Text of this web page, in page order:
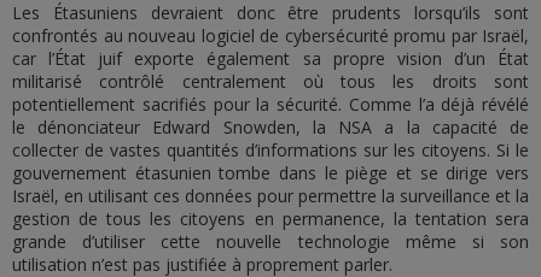
Les Étasuniens devraient donc être prudents lorsqu’ils sont
confrontés au nouveau logiciel de cybersécurité promu par Israël,
car l’État juif exporte également sa propre vision d’un État
militarisé contrôlé centralement où tous les droits sont
potentiellement sacrifiés pour la sécurité. Comme l’a déjà révélé
le dénonciateur Edward Snowden, la NSA a la capacité de
collecter de vastes quantités d’informations sur les citoyens. Si le
gouvernement étasunien tombe dans le piège et se dirige vers
Israël, en utilisant ces données pour permettre la surveillance et la
gestion de tous les citoyens en permanence, la tentation sera
grande d’utiliser cette nouvelle technologie même si son
utilisation n’est pas justifiée à proprement parler.